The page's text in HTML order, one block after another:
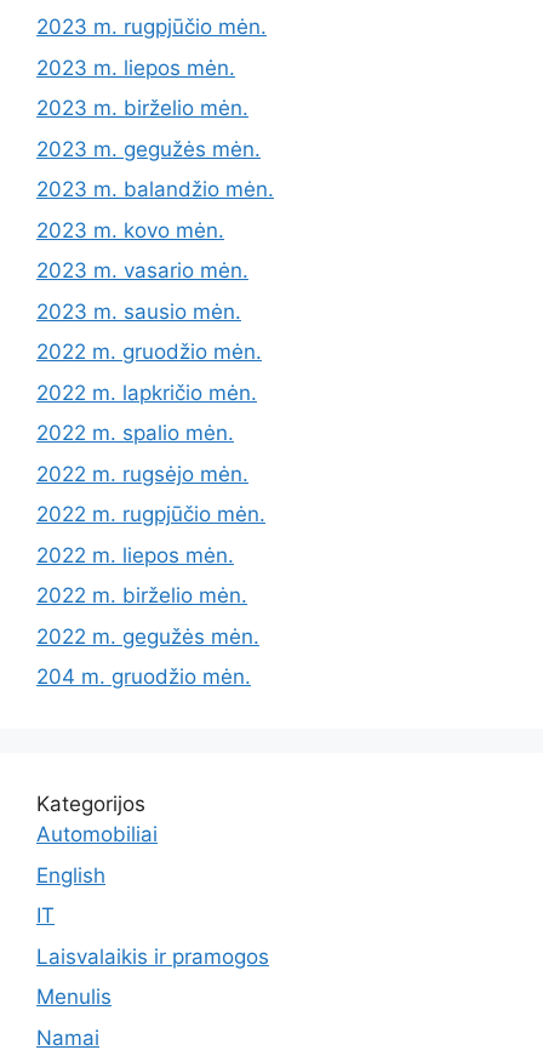
2023 m. rugpjūčio mėn.
2023 m. liepos mėn.
2023 m. birželio mėn.
2023 m. gegužės mėn.
2023 m. balandžio mėn.
2023 m. kovo mėn.
2023 m. vasario mėn.
2023 m. sausio mėn.
2022 m. gruodžio mėn.
2022 m. lapkričio mėn.
2022 m. spalio mėn.
2022 m. rugsėjo mėn.
2022 m. rugpjūčio mėn.
2022 m. liepos mėn.
2022 m. birželio mėn.
2022 m. gegužės mėn.
204 m. gruodžio mėn.
Kategorijos
Automobiliai
English
IT
Laisvalaikis ir pramogos
Menulis
Namai